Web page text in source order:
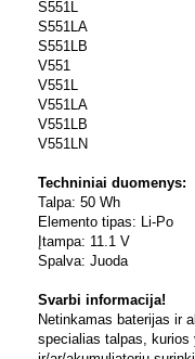
S551L
S551LA
S551LB
V551
V551L
V551LA
V551LB
V551LN
Techniniai duomenys:
Talpa: 50 Wh
Elemento tipas: Li-Po
Įtampa: 11.1 V
Spalva: Juoda
Svarbi informacija!
Netinkamas baterijas ir
specialias talpas, kurios